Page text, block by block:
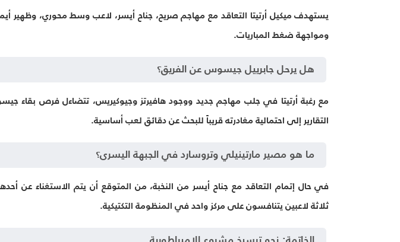
يستهدف ميكيل أرتيتا التعاقد مع مهاجم صريح، جناح أيسر، لاعب وسط محوري، وظهير
ومواجهة ضغط المباريات.
هل يرحل جابرييل جيسوس عن الفريق؟
مع رغبة أرتيتا في جلب مهاجم جديد ووجود هافيرتز وجيوكيريس، تتضاءل فرص بقاء
التقارير إلى احتمالية مغادرته قريباً للبحث عن دقائق لعب أساسية.
ما هو مصير مارتينيلي وتروسارد في الجبهة اليسرى؟
في حال إتمام التعاقد مع جناح أيسر من النخبة، من المتوقع أن يتم الاستغناء عن
ثلاثة لاعبين يتنافسون على مركز واحد في المنظومة التكتيكية.